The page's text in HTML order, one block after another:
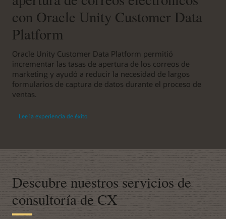
con Oracle Unity Customer Data
Platform
Oracle Unity Customer Data Platform permitió
incrementar las tasas de apertura de los correos de
marketing y ayudó a reducir la necesidad de largos
formularios de captura de datos durante el proceso de
ventas.
Lee la experiencia de éxito
Descubre nuestros servicios de
consultoría de CX